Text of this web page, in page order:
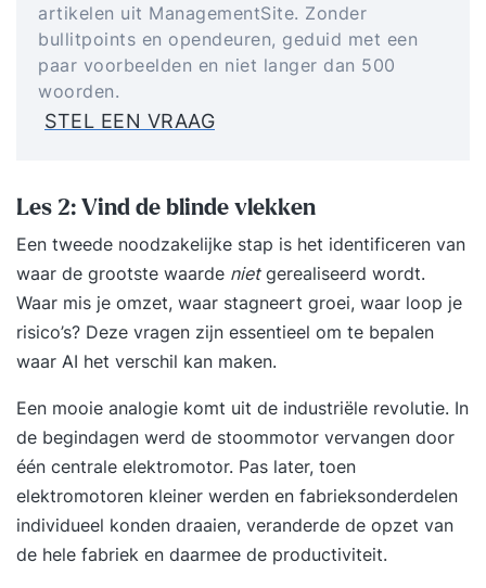
artikelen uit ManagementSite. Zonder
bullitpoints en opendeuren, geduid met een
paar voorbeelden en niet langer dan 500
woorden.
STEL EEN VRAAG
Les 2: Vind de blinde vlekken
Een tweede noodzakelijke stap is het identificeren van
waar de grootste waarde nietgerealiseerd wordt.
Waar mis je omzet, waar stagneert groei, waar loop je
risico’s? Deze vragen zijn essentieel om te bepalen
waar AI het verschil kan maken.
Een mooie analogie komt uit de industriële revolutie. In
de begindagen werd de stoommotor vervangen door
één centrale elektromotor. Pas later, toen
elektromotoren kleiner werden en fabrieksonderdelen
individueel konden draaien, veranderde de opzet van
de hele fabriek en daarmee de productiviteit.